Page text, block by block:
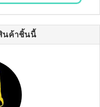
นค้าชิ้นนี้